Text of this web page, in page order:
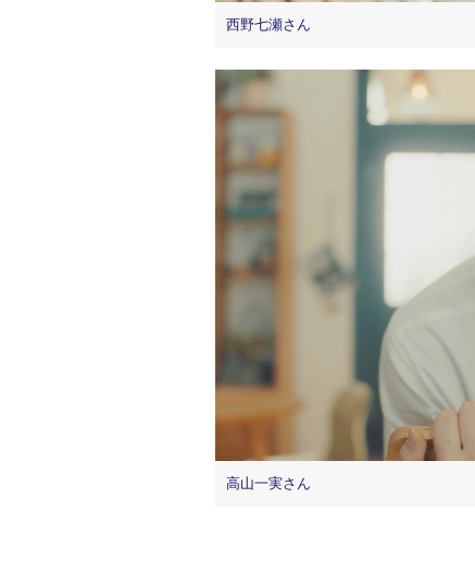
西野七瀬さん
高山一実さん